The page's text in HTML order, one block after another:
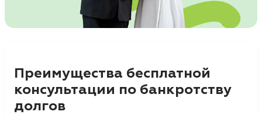
Преимущества бесплатной
консультации по банкротству
долгов